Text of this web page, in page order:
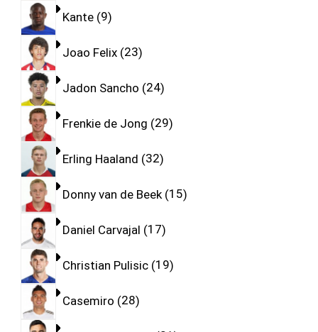
Kante 9
Joao Felix 23
Jadon Sancho 24
Frenkie de Jong 29
Erling Haaland 32
Donny van de Beek 15
Daniel Carvajal 17
Christian Pulisic 19
Casemiro 28